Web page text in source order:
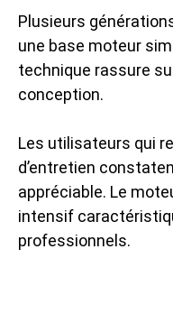
Plusieurs
une base moteur
technique rassure
conception.
Les utilisateurs qui
d’entretien
appréciable. Le
intensif
professionnels.